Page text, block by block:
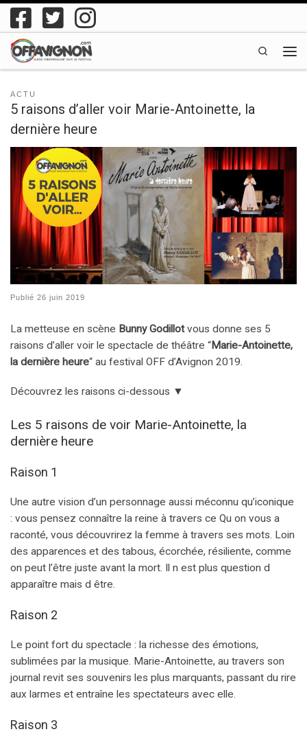
Passer au contenu
Search
ACTU
5 raisons d’aller voir Marie-Antoinette, la
dernière heure
Publié 26 juin 2019
La metteuse en scène Bunny Godillotvous donne ses 5
raisons d’aller voir le spectacle de théâtre “Marie-Antoinette,
la dernière heure“ au festival OFF d’Avignon 2019.
Découvrez les raisons ci-dessous ▼
Les 5 raisons de voir Marie-Antoinette, la
dernière heure
Raison 1
Une autre vision d’un personnage aussi méconnu qu’iconique
: vous pensez connaître la reine à travers ce Qu on vous a
raconté, vous découvrirez la femme à travers ses mots. Loin
des apparences et des tabous, écorchée, résiliente, comme
on peut l’être juste avant la mort. Il n est plus question d
apparaître mais d être.
Raison 2
Le point fort du spectacle : la richesse des émotions,
sublimées par la musique. Marie-Antoinette, au travers son
journal revit ses souvenirs les plus marquants, passant du rire
aux larmes et entraîne les spectateurs avec elle.
Raison 3